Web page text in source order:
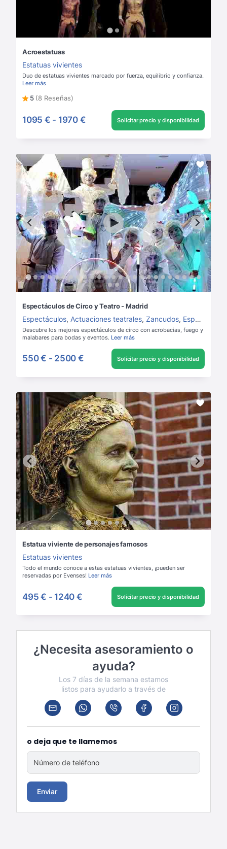
Acroestatuas
Estatuas vivientes
Duo de estatuas vivientes marcado por fuerza, equilibrio y confianza.
Leer más
5 (8 Reseñas)
1095 € - 1970 € Solicitar precio y disponibilidad
Espectáculos de Circo y Teatro - Madrid
Espectáculos, Actuaciones teatrales, Zancudos, Espectáculos de fuego
Descubre los mejores espectáculos de circo con acrobacias, fuego y
malabares para bodas y eventos. Leer más
550 € - 2500 € Solicitar precio y disponibilidad
Estatua viviente de personajes famosos
Estatuas vivientes
Todo el mundo conoce a estas estatuas vivientes, ¡pueden ser
reservadas por Evenses! Leer más
495 € - 1240 € Solicitar precio y disponibilidad
¿Necesita asesoramiento o
ayuda?
Los 7 días de la semana estamos
listos para ayudarlo a través de
o deja que te llamemos
Número de teléfono
Enviar